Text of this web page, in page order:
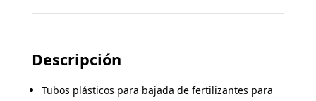
Descripción
Tubos plásticos para bajada de fertilizantes para